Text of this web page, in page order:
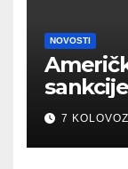
NOVOSTI
7